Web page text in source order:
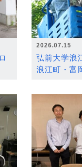
2026.07.15
弘前大学浪
浪江町・富